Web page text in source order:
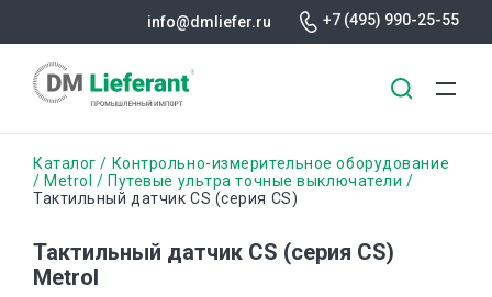
основному
info@dmliefer.ru +7 (495) 990-25-55
Строка
навигации
Каталог
Контрольно-измерительное оборудование
Metrol
Путевые ультра точные выключатели
Тактильный датчик CS (серия CS)
Тактильный датчик CS (серия CS)
Metrol